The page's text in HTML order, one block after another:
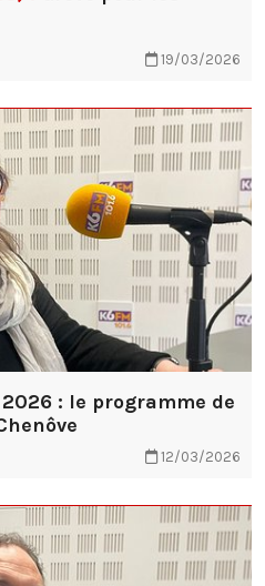
19/03/2026
: le programme de
12/03/2026